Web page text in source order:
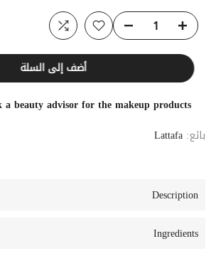
أضف إلى السلة
a beauty advisor for the makeup products
بائع: Lattafa
Description
Ingredients